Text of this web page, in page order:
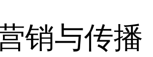
销与传播